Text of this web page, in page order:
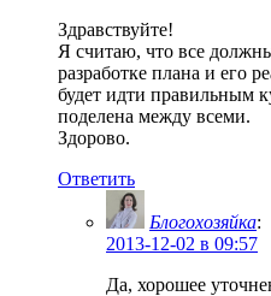
Здравствуйте!
Я считаю, что все
разработке плана и его
будет идти правильным
поделена между всеми.
Здорово.
Ответить
Блогохозяйка:
2013-12-02 в 09:57
Да, хорошее